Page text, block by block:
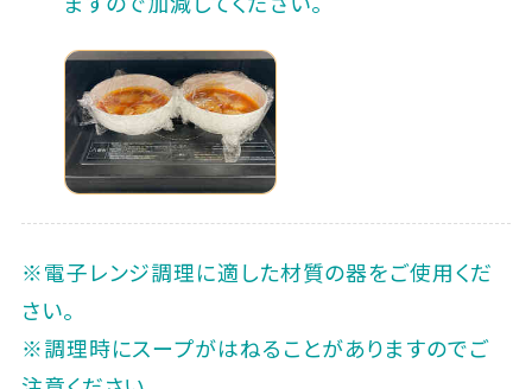
※電子レンジ調理に適した材質の器をご使用くだ
さい。
※調理時にスープがはねることがありますのでご